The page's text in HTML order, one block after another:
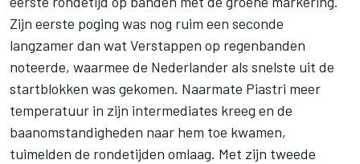
Zijn eerste poging was nog ruim een seconde
langzamer dan wat Verstappen op regenbanden
noteerde, waarmee de Nederlander als snelste uit de
startblokken was gekomen. Naarmate Piastri meer
temperatuur in zijn intermediates kreeg en de
baanomstandigheden naar hem toe kwamen,
tuimelden de rondetijden omlaag. Met zijn tweede